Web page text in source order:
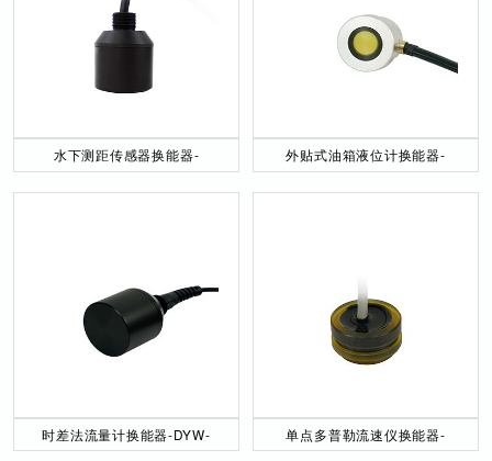
水下测距传感器换能器-
外贴式油箱液位计换能器-
时差法流量计换能器-DYW-
单点多普勒流速仪换能器-